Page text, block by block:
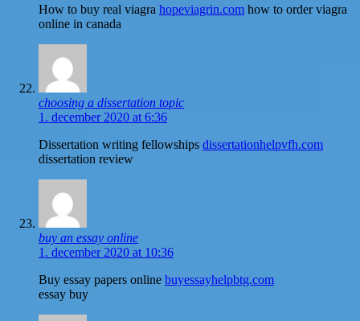
How to buy real viagra hopeviagrin.com how to order viagra
online in canada
choosing a dissertation topic
1. december 2020 at 6:36
Dissertation writing fellowships dissertationhelpvfh.com
dissertation review
buy an essay online
1. december 2020 at 10:36
Buy essay papers online buyessayhelpbtg.com
essay buy